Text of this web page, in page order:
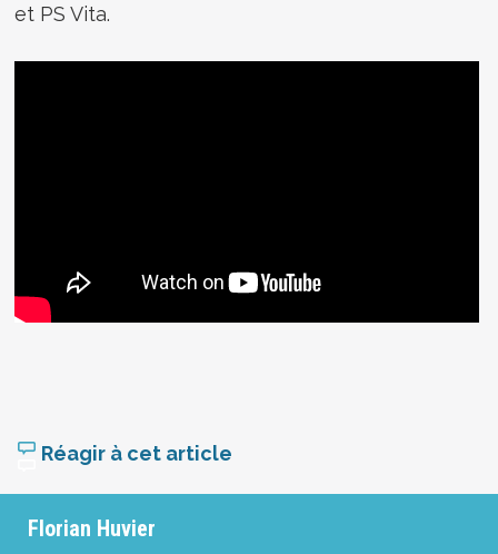
et PS Vita.
Réagir à cet article
Florian Huvier